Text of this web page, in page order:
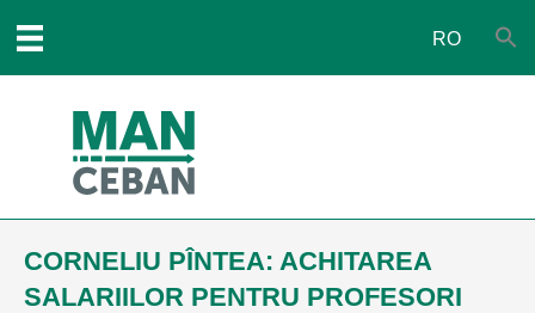
RO
CORNELIU PÎNTEA: ACHITAREA
SALARIILOR PENTRU PROFESORI